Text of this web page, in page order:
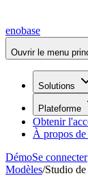
enobase
Ouvrir le menu
Solutions
Plateforme
Obtenir
À propos de
DémoSe connecter
Modèles/Studio